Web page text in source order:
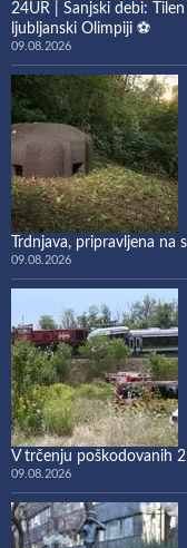
24UR | Sanjski debi:
ljubljanski Olimpiji ⚽
09.08.2026
Trdnjava, pripravljena
09.08.2026
V trčenju poškodovanih
09.08.2026